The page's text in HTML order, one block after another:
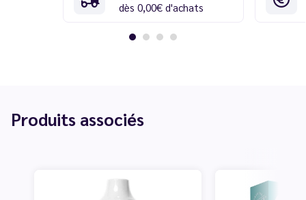
dès 0,00€ d'achats
Produits associés